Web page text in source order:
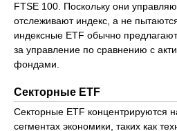
FTSE 100. Поскольку они
отслеживают индекс, а не
индексные ETF обычно
за управление по сравнению с
фондами.
Секторные ETF
Секторные ETF концентрируются
сегментах экономики, таких как